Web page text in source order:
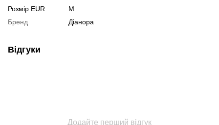
Розмір EUR
M
Бренд
Діанора
Відгуки
Додайте перший відгук